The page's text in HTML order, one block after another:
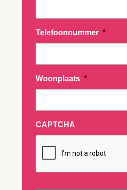
Telefoonnummer *
Woonplaats *
CAPTCHA